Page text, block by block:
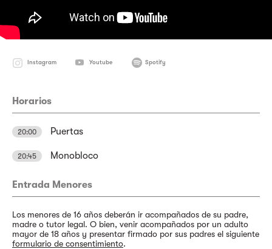
Instagram Youtube Spotify
Horarios
20:00 Puertas
20:45 Monobloco
Entrada Menores
Los menores de 16 años deberán ir acompañados de su padre,
madre o tutor legal. O bien, venir acompañados por un adulto
mayor de 18 años y presentar firmado por sus padres el siguiente
formulario de consentimiento.